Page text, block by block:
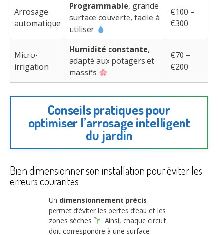
Arrosage
automatique
Programmable, grande
surface couverte, facile à
utiliser
€100 –
€300
Micro-
irrigation
Humidité constante,
adapté aux potagers et
massifs
€70 –
€200
Conseils pratiques pour
optimiser l’arrosage intelligent
du jardin
Bien dimensionner son installation pour éviter les
erreurs courantes
Un dimensionnement précis
permet d’éviter les pertes d’eau et les
zones sèches
. Ainsi, chaque circuit
doit correspondre à une surface